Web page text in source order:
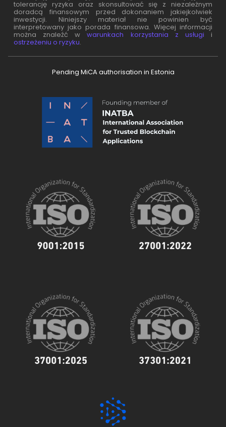
tolerancję ryzyka oraz skonsultować się z niezależnym
doradcą finansowym przed dokonaniem jakiejkolwiek
inwestycji. Niniejszy materiał nie powinien być
interpretowany jako porada finansowa. Więcej informacji
można znaleźć wwarunkach korzystania z usługi i
ostrzeżeniu o ryzyku.
Pending MiCA authorisation in Estonia